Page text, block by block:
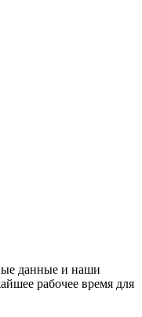
данные и наши
рабочее время для